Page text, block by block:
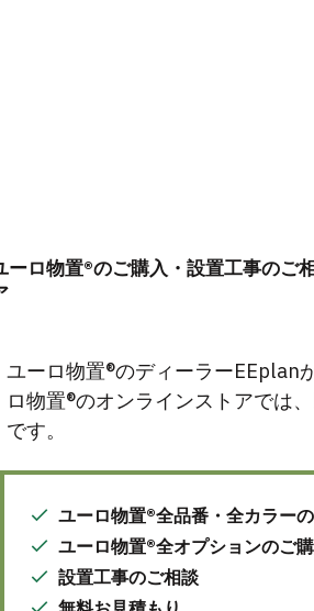
ーロ物置®のご購入・設置工事のご
ユーロ物置®のディーラーEEplan
ロ物置®のオンラインストアでは
です。
ユーロ物置®全品番・全カラー
ユーロ物置®全オプションのご
設置工事のご相談